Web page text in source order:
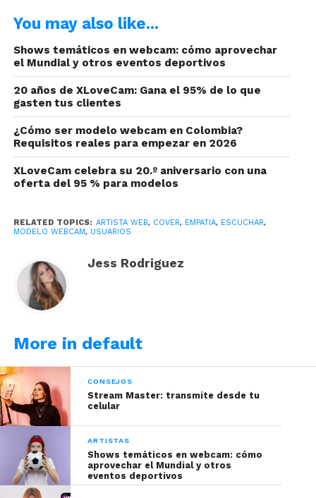
Entre esa lista de aspectos que puede convertirse
en algo extenso, está ser empática. Pues muchos
de los usuarios que a diario te acompañan en
transmisión. Son personas muy solitarias que más
Buscan compañía y quien los escuche.
¿Cómo puedes manejar la
empatía con tus usuarios?
You may also like...
Shows temáticos en webcam: cómo aprovechar
el Mundial y otros eventos deportivos
20 años de XLoveCam: Gana el 95% de lo que
gasten tus clientes
¿Cómo ser modelo webcam en Colombia?
Requisitos reales para empezar en 2026
XLoveCam celebra su 20.º aniversario con una
oferta del 95 % para modelos
RELATED TOPICS: ARTISTA WEB, COVER, EMPATIA, ESCUCHAR,
MODELO WEBCAM, USUARIOS
Jess Rodriguez
More in default
CONSEJOS
Stream Master: transmite desde tu
celular
ARTISTAS
Shows temáticos en webcam: cómo
aprovechar el Mundial y otros
eventos deportivos